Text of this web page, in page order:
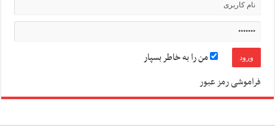
من را به خاطر بسپار
فراموشی رمز عبور